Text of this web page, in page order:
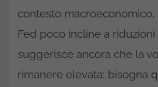
contesto macroeconomico,
Fed poco incline a riduzioni
suggerisce ancora che la
rimanere elevata: bisogna